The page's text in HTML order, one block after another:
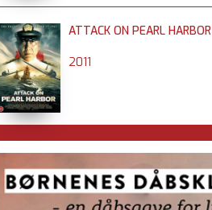
ATTACK ON PEARL HARBOR
2011